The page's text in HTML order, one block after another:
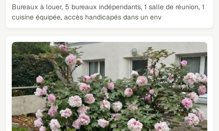
Bureaux à louer, 5 bureaux indépendants, 1 salle de réunion, 1
cuisine équipée, accès handicapés dans un env